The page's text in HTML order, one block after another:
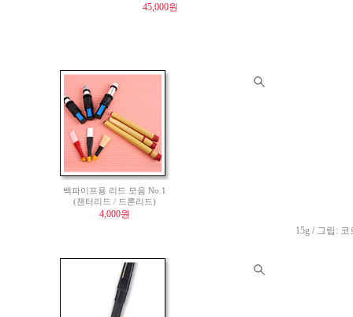
45,000원
백파이프용 리드 모음 No.1
(챈터리드 / 드론리드)
4,000원
15g / 그립: